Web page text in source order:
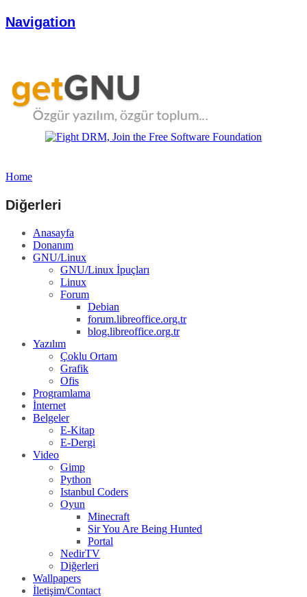
Navigation
Home
Diğerleri
Anasayfa
Donanım
GNU/Linux
GNU/Linux İpuçları
Linux
Forum
Debian
forum.libreoffice.org.tr
blog.libreoffice.org.tr
Yazılım
Çoklu Ortam
Grafik
Ofis
Programlama
İnternet
Belgeler
E-Kitap
E-Dergi
Video
Gimp
Python
Istanbul Coders
Oyun
Minecraft
Sir You Are Being Hunted
Portal
NedirTV
Diğerleri
Wallpapers
İletişim/Contact